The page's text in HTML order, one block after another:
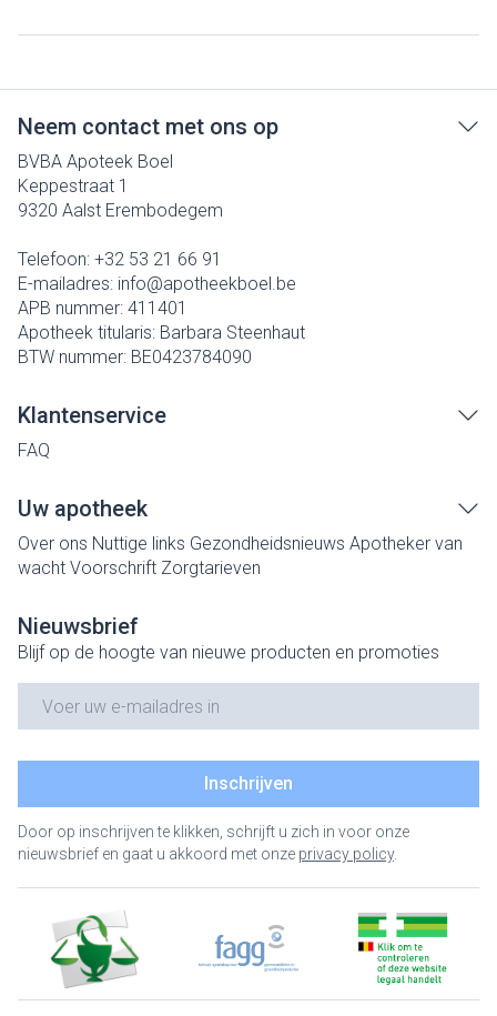
Neem contact met ons op
BVBA Apoteek Boel
Keppestraat 1
9320 Aalst Erembodegem
Telefoon: +32 53 21 66 91
E-mailadres: info@apotheekboel.be
APB nummer: 411401
Apotheek titularis: Barbara Steenhaut
BTW nummer: BE0423784090
Klantenservice
FAQ
Uw apotheek
Over ons Nuttige links Gezondheidsnieuws Apotheker van
wacht Voorschrift Zorgtarieven
Nieuwsbrief
Blijf op de hoogte van nieuwe producten en promoties
Inschrijven
Door op inschrijven te klikken, schrijft u zich in voor onze
nieuwsbrief en gaat u akkoord met onze privacy policy.